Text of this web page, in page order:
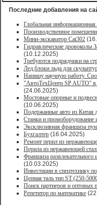
Последние добавления на
Глобальная информационная
Производственное
Мини-экскаватор Cat302
Гидравлические дровоколы
(10.12.2025)
Требуются подрядчики на
Лед,блоки льда для
Напишу научную работу.
"АвтоТехЦентр SP AUTO" в
(24.06.2025)
Мостовые опорные и
(10.06.2025)
Подержанные авто из Китая
Станки и промоборудование
Эксклюзивная франшиза
Бухгалтер (16.04.2025)
Ремонт перил из
Перила из нержавеющей
Франшиза
(10.03.2025)
Инвестиции в спецтехнику
Цепная таль тип ST (250-
Поиск партнеров и оптовых
Репетитор по математике